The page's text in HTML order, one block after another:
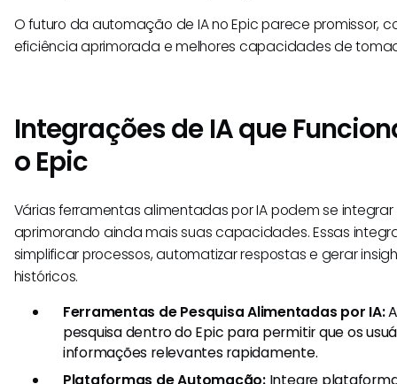
O futuro da automação de IA no Epic parece promissor,
eficiência aprimorada e melhores capacidades de
Integrações de IA que
o Epic
Várias ferramentas alimentadas por IA podem se
aprimorando ainda mais suas capacidades. Essas
simplificar processos, automatizar respostas e gerar
históricos.
Ferramentas de Pesquisa Alimentadas por IA:
pesquisa dentro do Epic para permitir que os
informações relevantes rapidamente.
Plataformas de Automação:Integre